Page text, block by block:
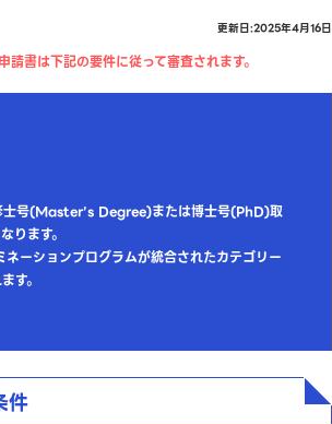
更新日:2025年4月16日
書は下記の要件に従って審査されます。
士号(Master’s Degree)または博士号(PhD)取
ります。
ーションプログラムが統合されたカテゴリー
す。
件